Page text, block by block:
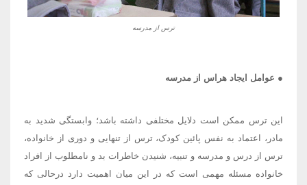
ترس از مدرسه
● عوامل ایجاد هراس از مدرسه
این ترس ممکن است دلایل مختلفی داشته باشد؛ وابستگی شدید به
مادر، اعتماد به نفس پائین کودک، ترس از تنهایی و دوری از خانواده،
ترس از درس و مدرسه و تنبیه، شنیدن خاطرات بد و نامطلوب از افراد
خانواده مسئله مهمی است که در این میان اهمیت دارد درحالی که